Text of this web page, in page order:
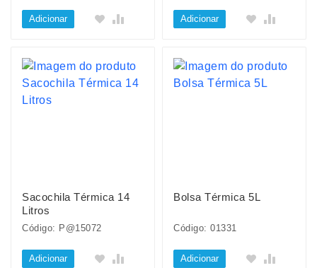
Adicionar Adicionar
Sacochila Térmica 14
Litros
Código: P@15072
Adicionar
Bolsa Térmica 5L
Código: 01331
Adicionar